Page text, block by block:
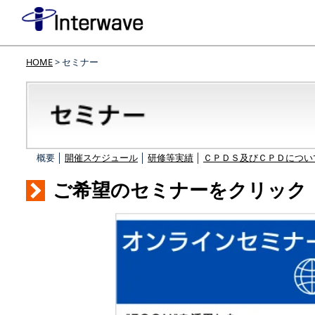
HOME> セミナー
概要 │ 開催スケジュール 研修等実績 ＣＰＤＳ及びＣＰＤにつ
ご希望のセミナーをクリック